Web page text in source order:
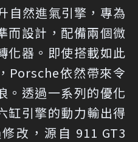
自然進氣引擎，專為
而設計，配備兩個微
化器。即使搭載如此
Porsche依然帶來令
。透過一系列的優化
缸引擎的動力輸出得
改，源自 911 GT3